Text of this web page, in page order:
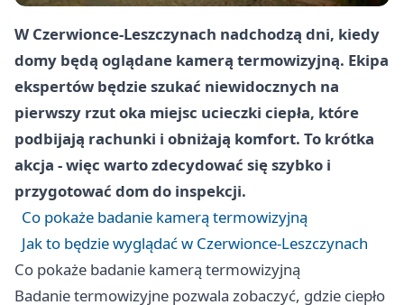
W Czerwionce-Leszczynach nadchodzą dni, kiedy
domy będą oglądane kamerą termowizyjną. Ekipa
ekspertów będzie szukać niewidocznych na
pierwszy rzut oka miejsc ucieczki ciepła, które
podbijają rachunki i obniżają komfort. To krótka
akcja - więc warto zdecydować się szybko i
przygotować dom do inspekcji.
Co pokaże badanie kamerą termowizyjną
Jak to będzie wyglądać w Czerwionce-Leszczynach
Co pokaże badanie kamerą termowizyjną
Badanie termowizyjne pozwala zobaczyć, gdzie ciepło